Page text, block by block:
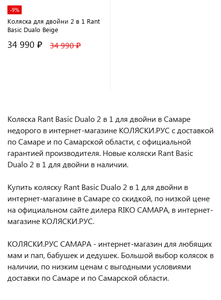
-9%
Коляска для двойни 2 в 1 Rant
Basic Dualo Beige
34 990 ₽ 34 990 ₽
Коляска Rant Basic Dualo 2 в 1 для двойни в Самаре
недорого в интернет-магазине КОЛЯСКИ.РУС с доставкой
по Самаре и по Самарской области, с официальной
гарантией производителя. Новые коляски Rant Basic
Dualo 2 в 1 для двойни в наличии.
Купить коляску Rant Basic Dualo 2 в 1 для двойни в
интернет-магазине в Самаре со скидкой, по низкой цене
на официальном сайте дилера RIKO САМАРА, в интернет-
магазине КОЛЯСКИ.РУС.
КОЛЯСКИ.РУС САМАРА - интернет-магазин для любящих
мам и пап, бабушек и дедушек. Большой выбор колясок в
наличии, по низким ценам с выгодными условиями
доставки по Самаре и по Самарской области.